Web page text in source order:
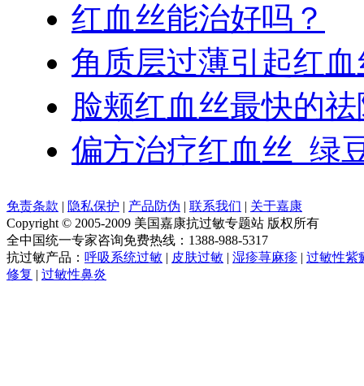
红血丝能治好吗？
角质层过薄引起红
脸颊红血丝最快的
偏方治疗红血丝_绿
免责条款 | 隐私保护 | 产品防伪 | 联系我们 | 关于嘉康
Copyright © 2005-2009 美国嘉康抗过敏专题站 版权所有
全中国统一专家咨询免费热线：1388-988-5317
抗过敏产品： 呼吸系统过敏 | 皮肤过敏 | 湿疹荨麻疹 | 过敏性紫
修复 | 过敏性鼻炎